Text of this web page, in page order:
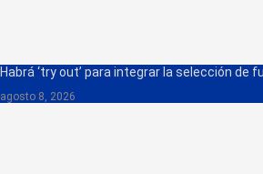
Habrá ‘try out’ para integrar la selección de
agosto 8, 2026